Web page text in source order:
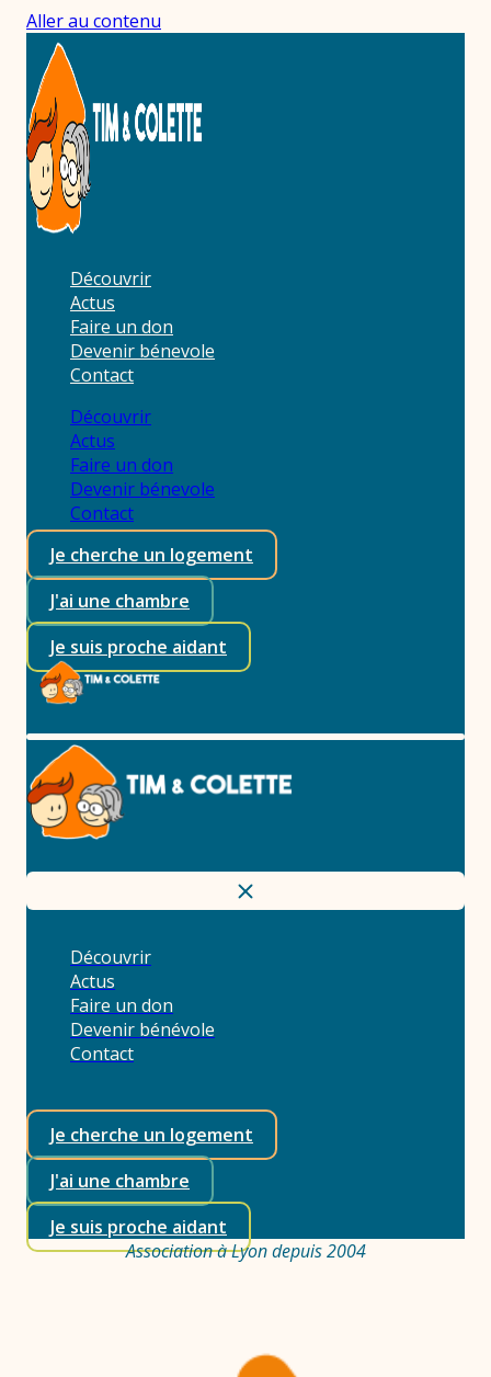
Aller au contenu
Découvrir
Actus
Faire un don
Devenir bénevole
Contact
Découvrir
Actus
Faire un don
Devenir bénevole
Contact
Je cherche un logement
J'ai une chambre
Je suis proche aidant
Découvrir
Actus
Faire un don
Devenir bénévole
Contact
Je cherche un logement
J'ai une chambre
Je suis proche aidant
Association à Lyon depuis 2004